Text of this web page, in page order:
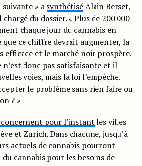
» a synthétiséAlain Berset,
du dossier. « Plus de 200 000
chaque jour du cannabis en
que ce chiffre devrait augmenter, la
efficace et le marché noir prospère.
donc pas satisfaisante et il
voies, mais la loi l’empêche.
le problème sans rien faire ou
? »
pour l’instant les villes
et Zurich. Dans chacune, jusqu’à
actuels de cannabis pourront
cannabis pour les besoins de